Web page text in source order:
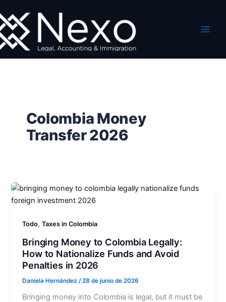
al
contenido
Colombia Money
Transfer 2026
Todo,Taxes in Colombia
Bringing Money to Colombia Legally:
How to Nationalize Funds and Avoid
Penalties in 2026
Daniela Hernández /28 de junio de 2026
Bringing money into Colombia is legal, but it must be